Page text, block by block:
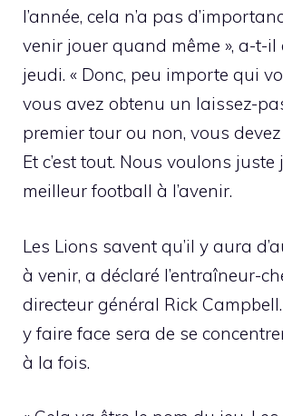
l’année, cela n’a pas
venir jouer quand même », a-t-il
jeudi. « Donc, peu importe qui
vous avez obtenu un laissez-
premier tour ou non, vous
Et c’est tout. Nous voulons
meilleur football à l’avenir.
Les Lions savent qu’il y aura
à venir, a déclaré l’entraîneur-
directeur général Rick
y faire face sera de se
à la fois.